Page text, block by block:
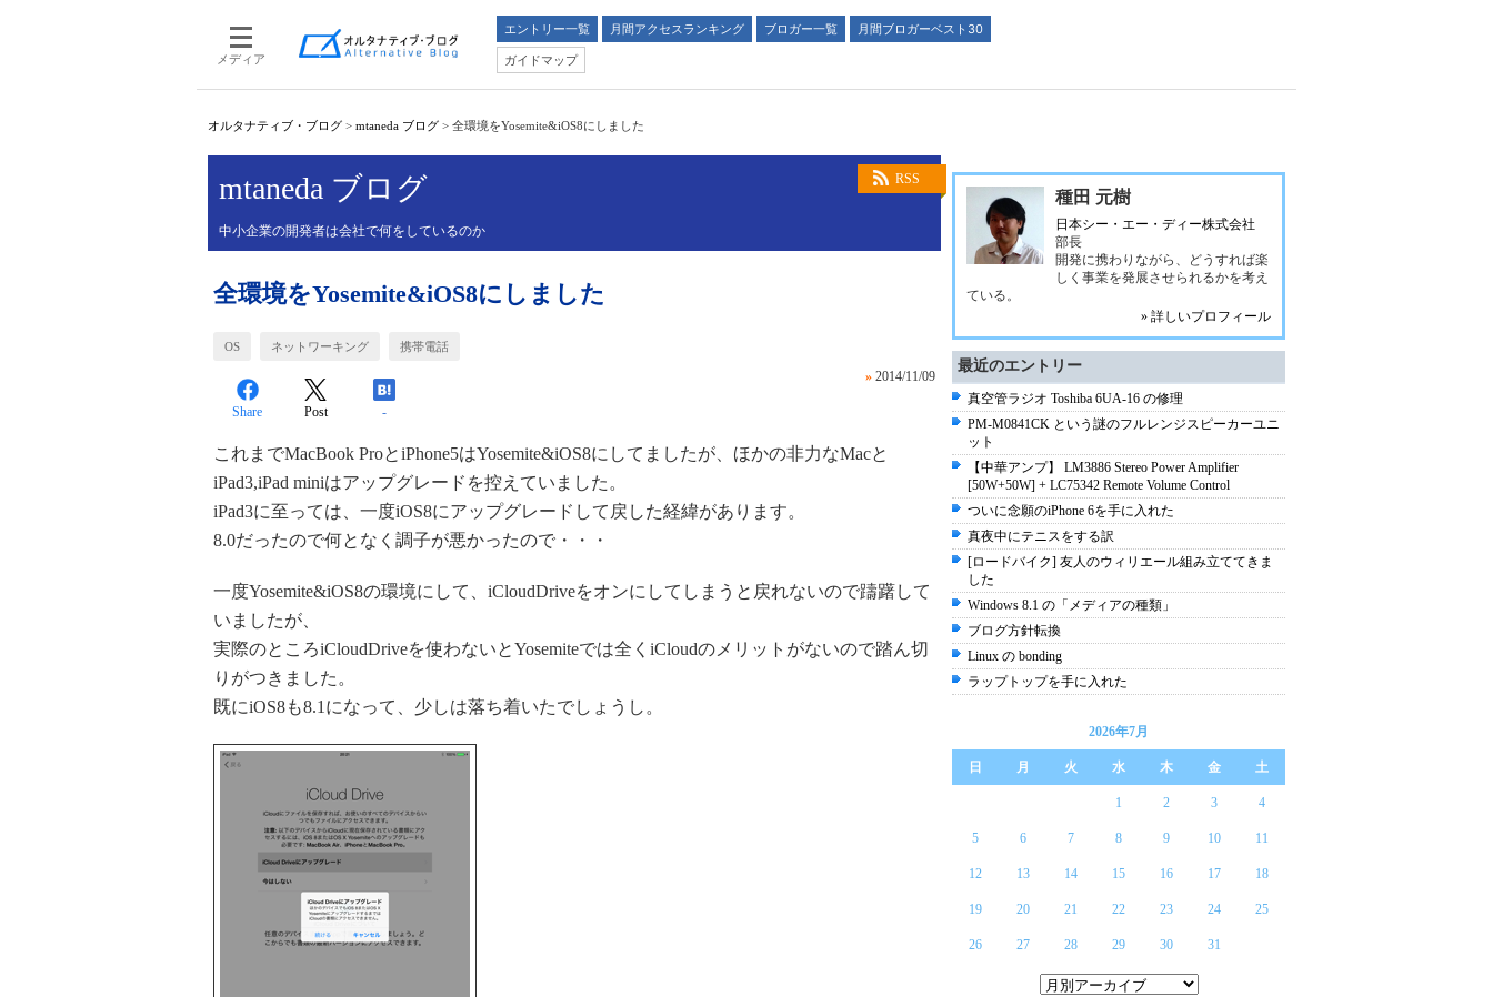
メディア
エントリー一覧 月間アクセスランキング ブロガー一覧
月間ブロガーベスト30
ガイドマップ
オルタナティブ・ブログ > mtaneda ブログ > 全環境をYosemite&iOS8にしました
RSS
mtaneda ブログ
中小企業の開発者は会社で何をしているのか
全環境をYosemite&iOS8にしました
OS ネットワーキング 携帯電話
» 2014/11/09
Share Post -
これまでMacBook ProとiPhone5はYosemite&iOS8にしてましたが、ほかの非力なMacと
iPad3,iPad miniはアップグレードを控えていました。
iPad3に至っては、一度iOS8にアップグレードして戻した経緯があります。
8.0だったので何となく調子が悪かったので・・・
一度Yosemite&iOS8の環境にして、iCloudDriveをオンにしてしまうと戻れないので躊躇して
いましたが、
実際のところiCloudDriveを使わないとYosemiteでは全くiCloudのメリットがないので踏ん切
りがつきました。
既にiOS8も8.1になって、少しは落ち着いたでしょうし。
種田 元樹
日本シー・エー・ディー株式会社
部長
開発に携わりながら、どうすれば楽
しく事業を発展させられるかを考え
ている。
» 詳しいプロフィール
最近のエントリー
真空管ラジオ Toshiba 6UA-16 の修理
PM-M0841CK という謎のフルレンジスピーカーユニ
ット
【中華アンプ】 LM3886 Stereo Power Amplifier
[50W+50W] + LC75342 Remote Volume Control
ついに念願のiPhone 6を手に入れた
真夜中にテニスをする訳
[ロードバイク] 友人のウィリエール組み立ててきま
した
Windows 8.1 の「メディアの種類」
ブログ方針転換
Linux の bonding
ラップトップを手に入れた
2026年7月
日 月 火 水 木 金 土
1 2 3 4
5 6 7 8 9 10 11
12 13 14 15 16 17 18
19 20 21 22 23 24 25
26 27 28 29 30 31